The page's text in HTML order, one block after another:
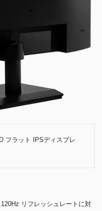
フラット IPSディスプレ
リフレッシュレートに対